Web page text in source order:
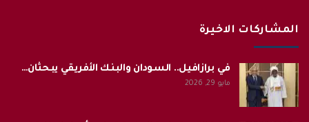
المشاركات الاخيرة
في برازافيل.. السودان والبنك الأفريقي يبحثان…
مايو 29, 2026